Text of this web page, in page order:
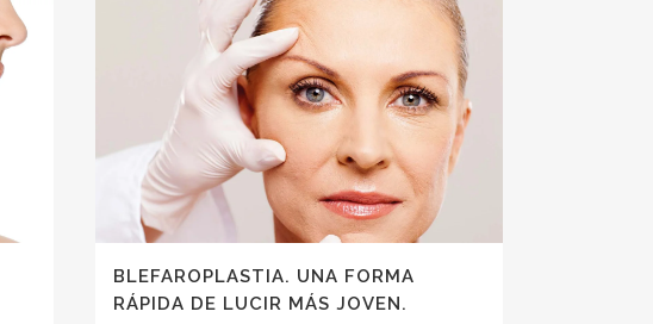
BLEFAROPLASTIA. UNA FORMA
RÁPIDA DE LUCIR MÁS JOVEN.